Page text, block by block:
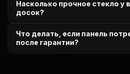
премиальное разрешение 4K UHD
таблицы, чертежи и 3D-модели
Насколько прочное стекло у
досок?
толщиной 3-4 мм (твердость 7
Разбить его случайно практически
гарантирует безопасность детей.
Что делать, если панель
после гарантии?